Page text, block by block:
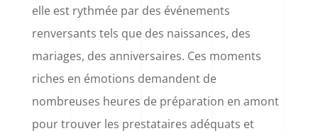
elle est rythmée par des événements
renversants tels que des naissances, des
mariages, des anniversaires. Ces moments
riches en émotions demandent de
nombreuses heures de préparation en amont
pour trouver les prestataires adéquats et